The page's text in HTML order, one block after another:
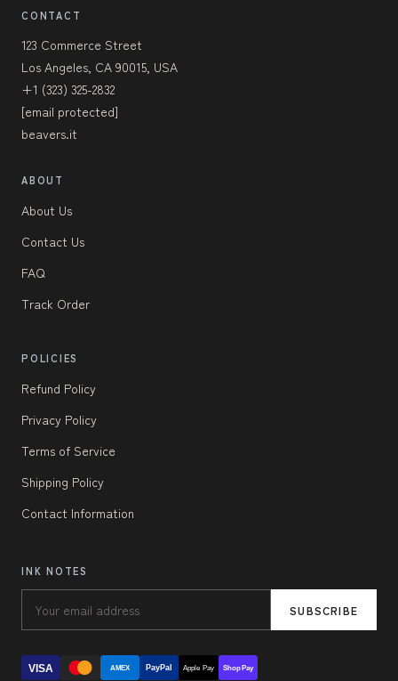
CONTACT
123 Commerce Street
Los Angeles, CA 90015, USA
+1 (323) 325-2832
[email protected]
beavers.it
ABOUT
About Us
Contact Us
FAQ
Track Order
POLICIES
Refund Policy
Privacy Policy
Terms of Service
Shipping Policy
Contact Information
INK NOTES
SUBSCRIBE
VISA AMEX PayPal Apple Pay Shop Pay